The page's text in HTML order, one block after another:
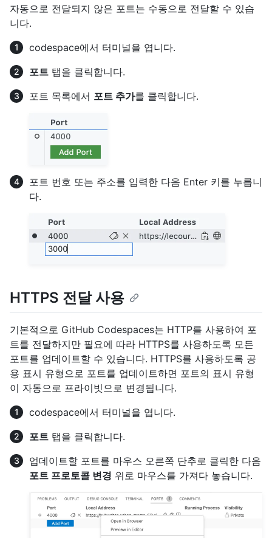
자동으로 전달되지 않은 포트는 수동으로 전달할 수 있습
니다.
codespace에서 터미널을 엽니다.
포트 탭을 클릭합니다.
포트 목록에서 포트 추가를 클릭합니다.
포트 번호 또는 주소를 입력한 다음 Enter 키를 누릅니
다.
HTTPS 전달 사용
기본적으로 GitHub Codespaces는 HTTP를 사용하여 포
트를 전달하지만 필요에 따라 HTTPS를 사용하도록 모든
포트를 업데이트할 수 있습니다. HTTPS를 사용하도록 공
용 표시 유형으로 포트를 업데이트하면 포트의 표시 유형
이 자동으로 프라이빗으로 변경됩니다.
codespace에서 터미널을 엽니다.
포트 탭을 클릭합니다.
업데이트할 포트를 마우스 오른쪽 단추로 클릭한 다음
포트 프로토콜 변경 위로 마우스를 가져다 놓습니다.